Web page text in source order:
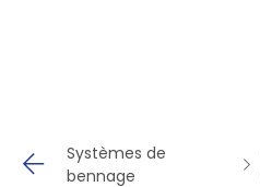
Systèmes de
bennage